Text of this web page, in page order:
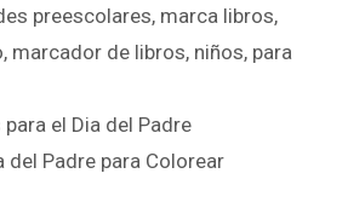
preescolares, marca libros,
, marcador de libros, niños, para
el Dia del Padre
del Padre para Colorear